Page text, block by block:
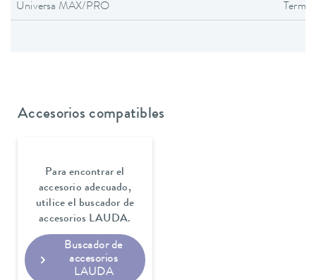
Universa MAX/PRO
Accesorios compatibles
Para encontrar el
accesorio adecuado,
utilice el buscador de
accesorios LAUDA.
Buscador de
accesorios
LAUDA